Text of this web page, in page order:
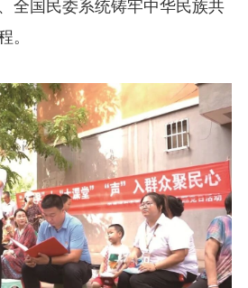
全国民委系统铸牢中华民族共
。